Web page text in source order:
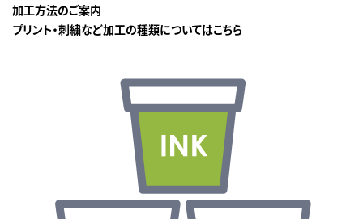
加工方法のご案内
プリント・刺繍など加工の種類についてはこちら